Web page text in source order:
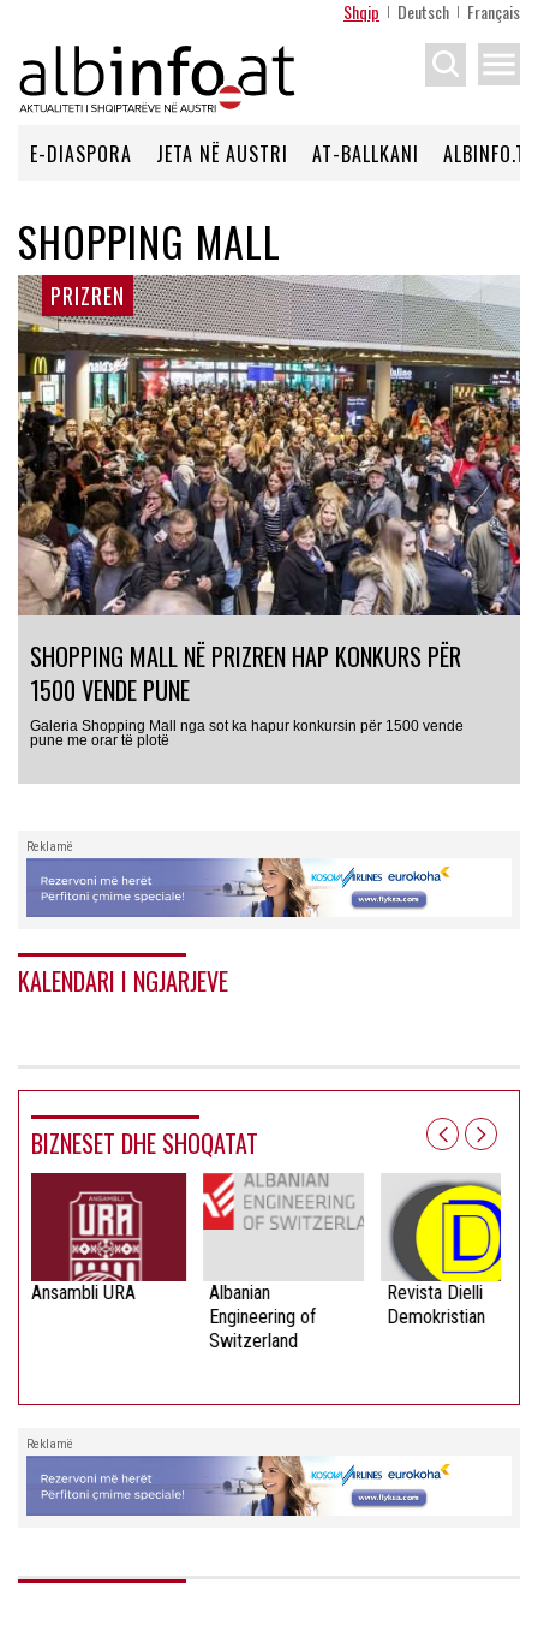
Shqip Deutsch Français
menu
E-DIASPORA JETA NË AUSTRI AT-BALLKANI ALBINFO.TV
SHOPPING MALL
PRIZREN
SHOPPING MALL NË PRIZREN HAP KONKURS PËR
1500 VENDE PUNE
Galeria Shopping Mall nga sot ka hapur konkursin për 1500 vende
pune me orar të plotë
Reklamë
KALENDARI I NGJARJEVE
BIZNESET DHE SHOQATAT
Ansambli URA
Albanian
Engineering of
Switzerland
Revista Dielli
Demokristian
Reklamë